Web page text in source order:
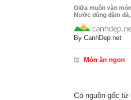
Giữa muôn vàn
Nước dùng đậm
By CanhDep.net
Món ăn ngon
Có nguồn gốc